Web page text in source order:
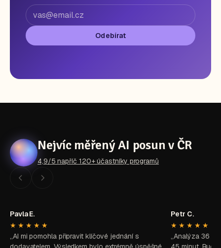
Odebírat
Nejvíc měřený AI posun v ČR
4,9/5 napříč 120+ účastníky programů
Pavla E.
★★★★★
„AI mi pomohla připravit klíčové jednání s
Petr C.
★★★★★
„Analýza 36